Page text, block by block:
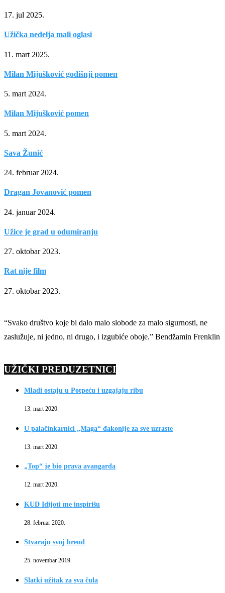
17. jul 2025.
Užička nedelja mali oglasi
11. mart 2025.
Milan Mijušković godišnji pomen
5. mart 2024.
Milan Mijušković pomen
5. mart 2024.
Sava Žunić
24. februar 2024.
Dragan Jovanović pomen
24. januar 2024.
Užice je grad u odumiranju
27. oktobar 2023.
Rat nije film
27. oktobar 2023.
“Svako društvo koje bi dalo malo slobode za malo sigurnosti, ne
zaslužuje, ni jedno, ni drugo, i izgubiće oboje.” Bendžamin Frenklin
UŽIČKI PREDUZETNICI
Mladi ostaju u Potpeću i uzgajaju ribu
13. mart 2020.
U palačinkarnici „Maga“ đakonije za sve uzraste
13. mart 2020.
„Top“ je bio prava avangarda
12. mart 2020.
KUD Idijoti me inspirišu
28. februar 2020.
Stvaraju svoj brend
25. novembar 2019.
Slatki užitak za sva čula